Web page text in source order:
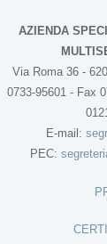
AZIENDA
Via Roma 36 -
0733-95601 - Fax
E-mail:
PEC: